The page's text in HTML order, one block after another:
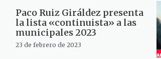
Paco Ruiz Giráldez presenta
la lista «continuista» a las
municipales 2023
23 de febrero de 2023